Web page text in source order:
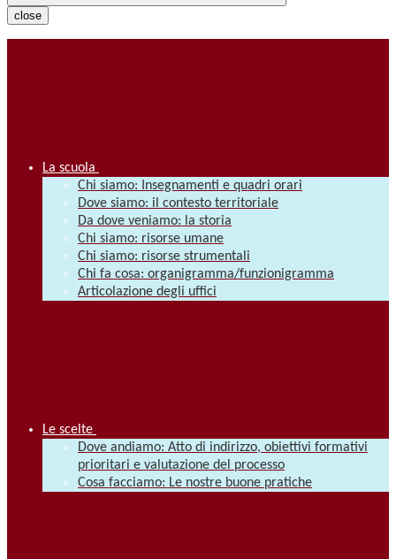
close
La scuola
Chi siamo: Insegnamenti e quadri orari
Dove siamo: il contesto territoriale
Da dove veniamo: la storia
Chi siamo: risorse umane
Chi siamo: risorse strumentali
Chi fa cosa: organigramma/funzionigramma
Articolazione degli uffici
Le scelte
Dove andiamo: Atto di indirizzo, obiettivi formativi
prioritari e valutazione del processo
Cosa facciamo: Le nostre buone pratiche